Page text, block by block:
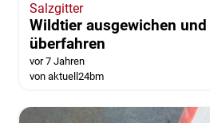
Salzgitter
Wildtier ausgewichen
überfahren
vor 7 Jahren
von aktuell24bm